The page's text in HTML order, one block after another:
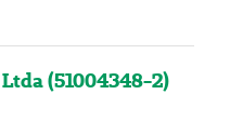
(51004348-2)